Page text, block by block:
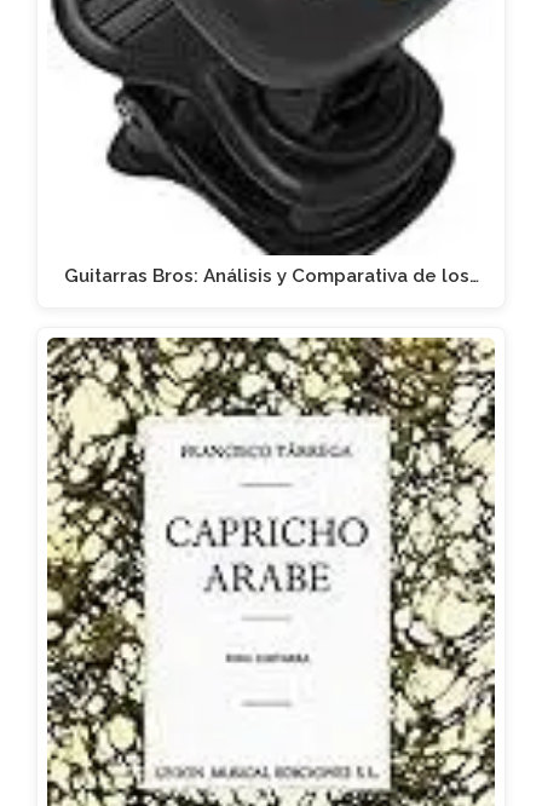
Guitarras Bros: Análisis y Comparativa de los…